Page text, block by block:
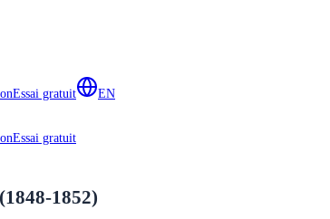
Essai gratuit EN
Essai gratuit
1852)